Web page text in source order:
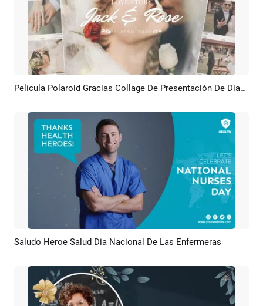
Previsualizar Crear IA Película Polaroid Gracias Collage De Presentación De Diapositivas De Memoria De Boda
Previsualizar Crear IA
Saludo Heroe Salud Dia Nacional De Las Enfermeras